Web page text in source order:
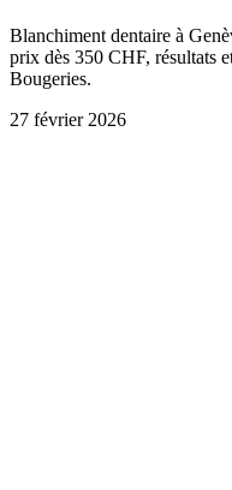
Blanchiment dentaire à
prix dès 350 CHF, résultats
Bougeries.
27 février 2026